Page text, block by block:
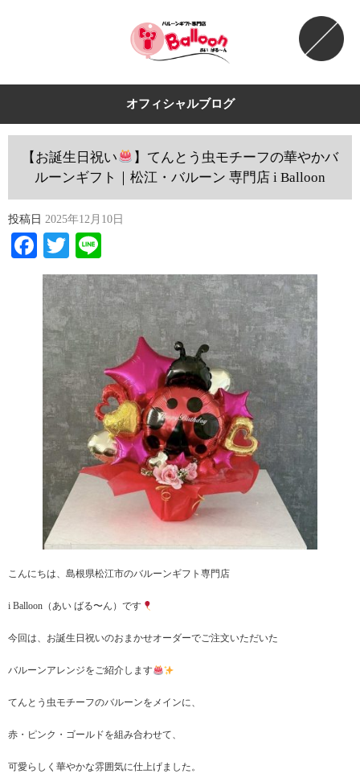
オフィシャルブログ
【お誕生日祝い
】てんとう虫モチーフの華やかバ
ルーンギフト｜松江・バルーン 専門店 i Balloon
投稿日 2025年12月10日
Facebook
Twitter
こんにちは、島根県松江市のバルーンギフト専門店
i Balloon（あい ばる〜ん）です
今回は、お誕生日祝いのおまかせオーダーでご注文いただいた
バルーンアレンジをご紹介します
てんとう虫モチーフのバルーンをメインに、
赤・ピンク・ゴールドを組み合わせて、
可愛らしく華やかな雰囲気に仕上げました。